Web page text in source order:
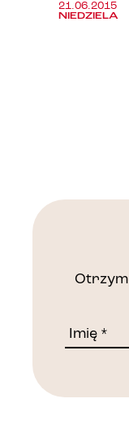
21.06.2015
NIEDZIELA